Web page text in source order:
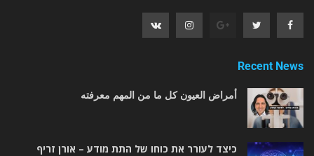
Recent News
أمراض العيون كل ما من المهم معرفته
כיצד לעורר את כוחו של התת מודע – אורן זריף